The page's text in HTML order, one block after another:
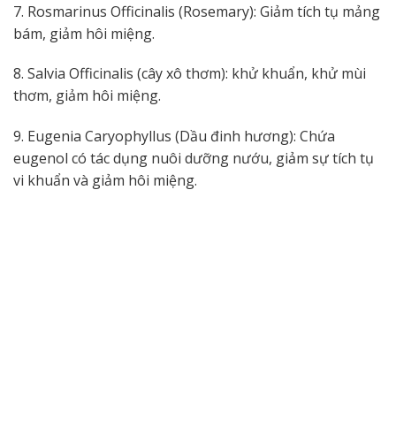
7. Rosmarinus Officinalis (Rosemary): Giảm tích tụ mảng
bám, giảm hôi miệng.
8. Salvia Officinalis (cây xô thơm): khử khuẩn, khử mùi
thơm, giảm hôi miệng.
9. Eugenia Caryophyllus (Dầu đinh hương): Chứa
eugenol có tác dụng nuôi dưỡng nướu, giảm sự tích tụ
vi khuẩn và giảm hôi miệng.